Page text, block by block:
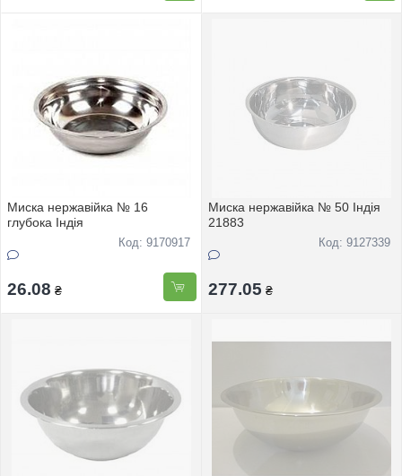
Миска нержавійка № 16
глубока Індія
Код: 9170917
26.08 ₴
Миска нержавійка № 50 Індія
21883
Код: 9127339
277.05 ₴